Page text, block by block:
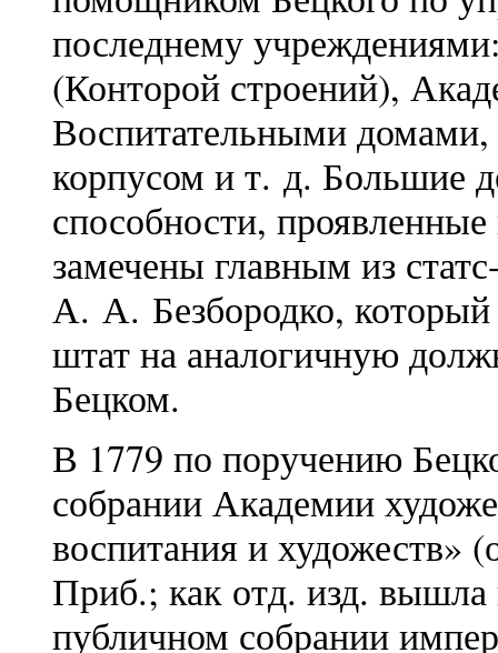
последнему
(Конторой строений),
Воспитательными
корпусом и т. д. Большие
способности,
замечены главным из
А. А. Безбородко,
штат на аналогичную
Бецком.
В 1779 по поручению
собрании Академии
воспитания и
Приб.; как отд. изд. вышла
публичном собрании